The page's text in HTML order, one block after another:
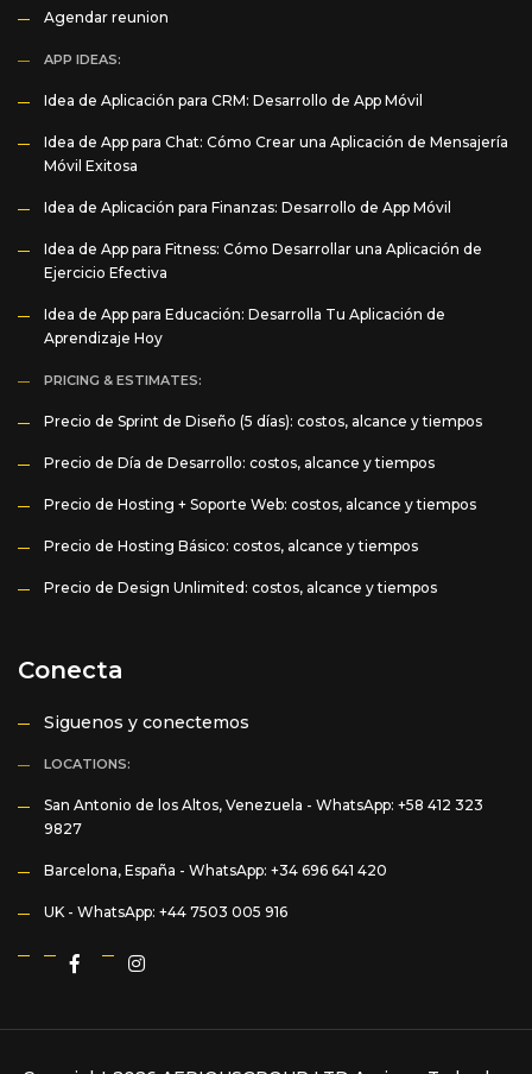
Agendar reunion
APP IDEAS:
Idea de Aplicación para CRM: Desarrollo de App Móvil
Idea de App para Chat: Cómo Crear una Aplicación de Mensajería
Móvil Exitosa
Idea de Aplicación para Finanzas: Desarrollo de App Móvil
Idea de App para Fitness: Cómo Desarrollar una Aplicación de
Ejercicio Efectiva
Idea de App para Educación: Desarrolla Tu Aplicación de
Aprendizaje Hoy
PRICING & ESTIMATES:
Precio de Sprint de Diseño (5 días): costos, alcance y tiempos
Precio de Día de Desarrollo: costos, alcance y tiempos
Precio de Hosting + Soporte Web: costos, alcance y tiempos
Precio de Hosting Básico: costos, alcance y tiempos
Precio de Design Unlimited: costos, alcance y tiempos
Conecta
Siguenos y conectemos
LOCATIONS:
San Antonio de los Altos, Venezuela - WhatsApp: +58 412 323
9827
Barcelona, España - WhatsApp: +34 696 641 420
UK - WhatsApp: +44 7503 005 916